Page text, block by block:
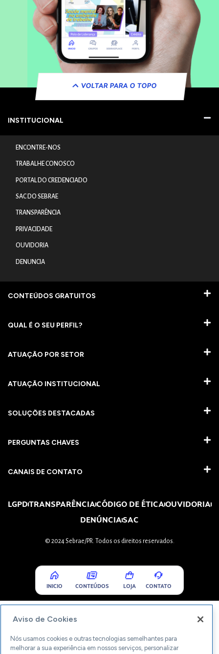
VOLTAR PARA O TOPO
INSTITUCIONAL
ENCONTRE-NOS
TRABALHE CONOSCO
PORTAL DO CREDENCIADO
SAC DO SEBRAE
TRANSPARÊNCIA
PRIVACIDADE
OUVIDORIA
DENUNCIA
CONTEÚDOS GRATUITOS
QUAL É O SEU PERFIL?
ATUAÇÃO POR SETOR
ATUAÇÃO INSTITUCIONAL
SOLUÇÕES DESTACADAS
PERGUNTAS CHAVES​
CANAIS DE CONTATO
LGPDTRANSPARÊNCIACÓDIGO DE ÉTICAOUVIDORIA
DENÚNCIASAC
© 2024 Sebrae/PR. Todos os direitos reservados.
INICIO CONTEÚDOS LOJA CONTATO
Aviso de Cookies
Nós usamos cookies e outras tecnologias semelhantes para
melhorar a sua experiência em nossos serviços, personalizar